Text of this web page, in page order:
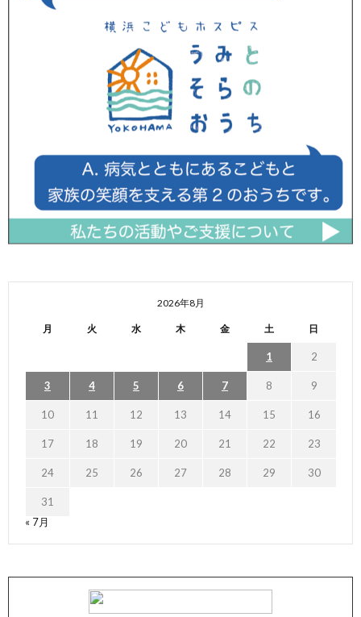
2026年8月
月 火 水 木 金 土 日
1 2
3 4 5 6 7 8 9
10 11 12 13 14 15 16
17 18 19 20 21 22 23
24 25 26 27 28 29 30
31
« 7月